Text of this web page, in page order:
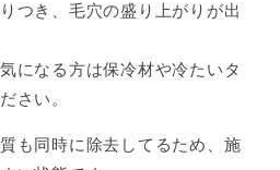
つき、毛穴の盛り上がりが出
になる方は保冷材や冷たいタ
さい。
も同時に除去してるため、施